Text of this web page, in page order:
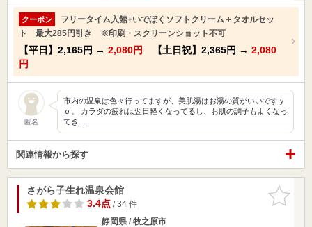
クーポン
フリータイム入館+いでぼくソフトクリーム＋タオルセッ
ト 最大285円引き ※印刷・スクリーンショット不可
【平日】 2,165円 → 2,080円 【土日祝】 2,365円 → 2,080
円
匿名
市内の温泉は色々行ってますが、美肌湯はお湯の質がいいですｙ
ｏ。 カラダの疲れは翌日軽くなってるし、お肌の調子もよくなっ
てき…
関連情報から探す
お気に入
りに追加
さがら子生れ温泉会館
3.4点/ 34 件
静岡県 / 牧之原市